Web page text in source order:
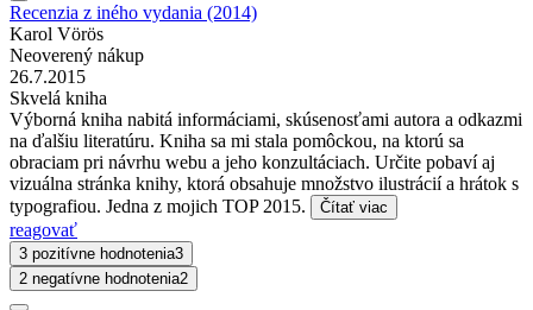
Recenzia z iného vydania (2014)
Karol Vörös
Neoverený nákup
26.7.2015
Skvelá kniha
Výborná kniha nabitá informáciami, skúsenosťami autora a odkazmi
na ďalšiu literatúru. Kniha sa mi stala pomôckou, na ktorú sa
obraciam pri návrhu webu a jeho konzultáciach. Určite pobaví aj
vizuálna stránka knihy, ktorá obsahuje množstvo ilustrácií a hrátok s
typografiou. Jedna z mojich TOP 2015.
Čítať viac
reagovať
3 pozitívne hodnotenia3
2 negatívne hodnotenia2